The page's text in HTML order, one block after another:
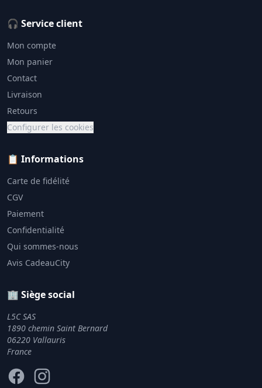
🎧 Service client
Mon compte
Mon panier
Contact
Livraison
Retours
Configurer les cookies
📋 Informations
Carte de fidélité
CGV
Paiement
Confidentialité
Qui sommes-nous
Avis CadeauCity
🏢 Siège social
L5C SAS
1890 chemin Saint Bernard
06220 Vallauris
France
FacebookInstagram